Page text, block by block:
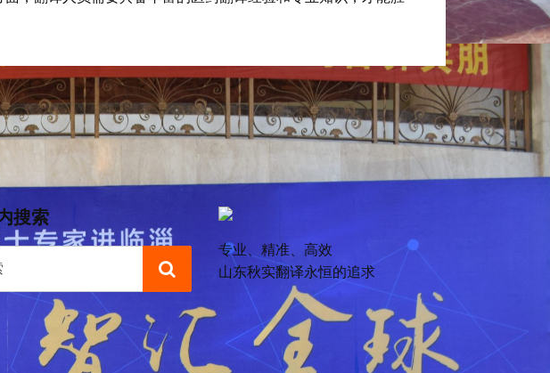
搜索
专业、精准、高效
山东秋实翻译永恒的追求